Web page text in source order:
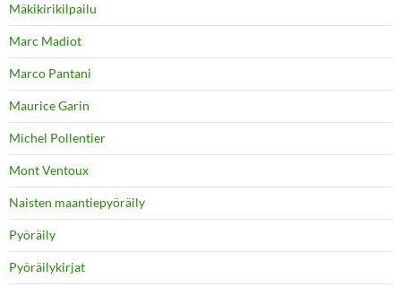
Mäkikirikilpailu
Marc Madiot
Marco Pantani
Maurice Garin
Michel Pollentier
Mont Ventoux
Naisten maantiepyöräily
Pyöräily
Pyöräilykirjat